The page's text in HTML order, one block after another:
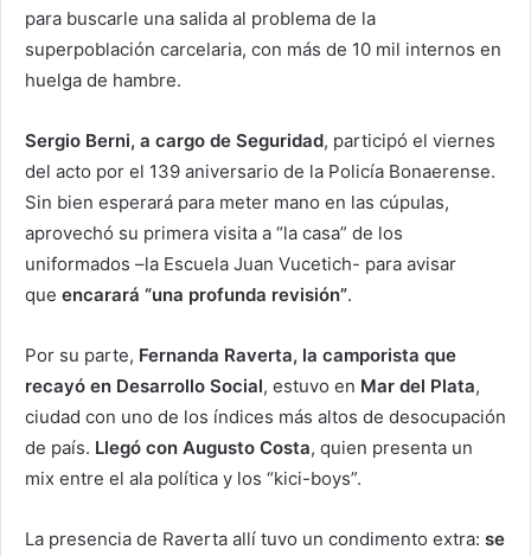
para buscarle una salida al problema de la
superpoblación carcelaria, con más de 10 mil internos en
huelga de hambre.
Sergio Berni, a cargo de Seguridad, participó el viernes
del acto por el 139 aniversario de la Policía Bonaerense.
Sin bien esperará para meter mano en las cúpulas,
aprovechó su primera visita a “la casa” de los
uniformados –la Escuela Juan Vucetich- para avisar
que encarará “una profunda revisión”.
Por su parte, Fernanda Raverta, la camporista que
recayó en Desarrollo Social, estuvo en Mar del Plata,
ciudad con uno de los índices más altos de desocupación
de país. Llegó con Augusto Costa, quien presenta un
mix entre el ala política y los “kici-boys”.
La presencia de Raverta allí tuvo un condimento extra: se